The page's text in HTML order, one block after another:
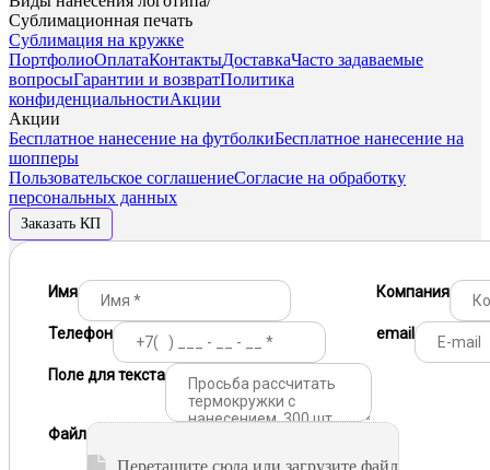
Сублимационная печать
Сублимация на кружке
ПортфолиоОплатаКонтактыДоставкаЧасто задаваемые
вопросыГарантии и возвратПолитика
конфиденциальностиАкции
Акции
Бесплатное нанесение на футболкиБесплатное нанесение на
шопперы
Пользовательское соглашениеСогласие на обработку
персональных данных
Заказать КП
Имя Компания
Телефон email
Поле для текста
Файл
Перетащите сюда или загрузите файл